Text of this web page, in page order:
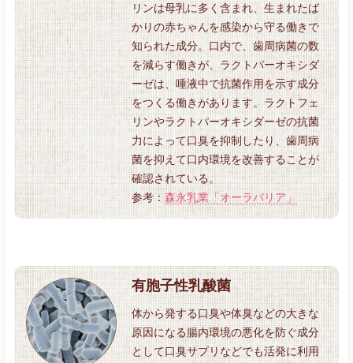
リンは母乳に多く含まれ、生まれたば
かりの赤ちゃんを感染から守る働きで
知られた成分。口内で、歯周病菌の数
を減らす働きが、ラクトパーオキシダ
ーゼは、唾液中で抗菌作用を示す成分
をつくる働きがあります。ラクトフェ
リンやラクトパーオキシダーゼの抗菌
力によって口臭を抑制したり、歯周病
菌を抑えて口内環境を改善することが
確認されている。
参考： 森永乳業「オーラバリア」
有胞子性乳酸菌
体から発する口臭や体臭などの大きな
原因になる腸内環境の悪化を防ぐ成分
として口臭サプリなどでも活発に利用